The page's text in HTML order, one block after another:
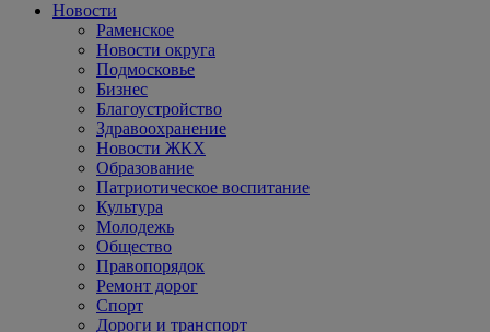
Новости
Раменское
Новости округа
Подмосковье
Бизнес
Благоустройство
Здравоохранение
Новости ЖКХ
Образование
Патриотическое воспитание
Культура
Молодежь
Общество
Правопорядок
Ремонт дорог
Спорт
Дороги и транспорт